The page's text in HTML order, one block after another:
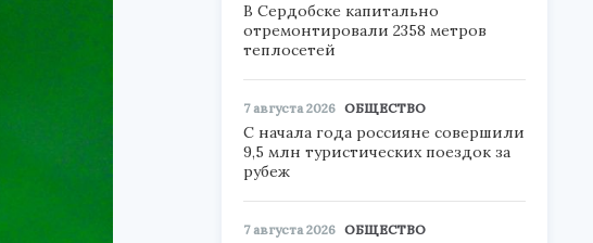
В Сердобске капитально
отремонтировали 2358 метров
теплосетей
7 августа 2026 ОБЩЕСТВО
С начала года россияне совершили
9,5 млн туристических поездок за
рубеж
7 августа 2026 ОБЩЕСТВО